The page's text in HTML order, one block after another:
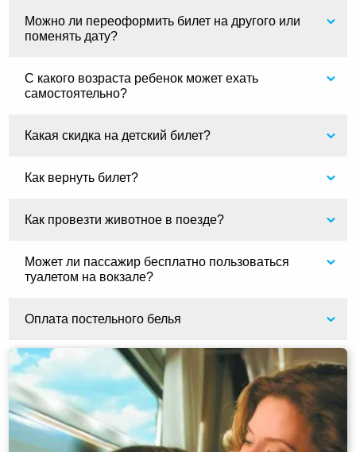
Можно ли переоформить билет на другого или
поменять дату?
С какого возраста ребенок может ехать
самостоятельно?
Какая скидка на детский билет?
Как вернуть билет?
Как провезти животное в поезде?
Может ли пассажир бесплатно пользоваться
туалетом на вокзале?
Оплата постельного белья